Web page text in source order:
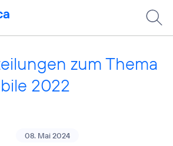
zum Thema
2022
08. Mai 2024